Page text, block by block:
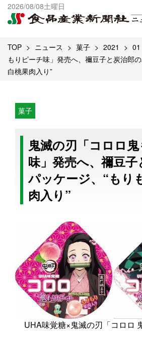
2026/08/08土曜日
出版物一覧へ
試読・購読申し込み
TOP ニュース 菓子 2021 01
もりピーチ味」発売へ、禰豆子と炭治郎
白桃果肉入り”
菓子
鬼滅の刃「コロロ
味」発売へ、禰豆
パッケージ、“もり
肉入り”
UHA味覚糖×鬼滅の刃「コロロ